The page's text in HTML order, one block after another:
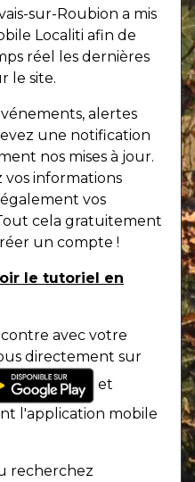
sur-Roubion a mis
Localiti afin de
réel les dernières
le site.
alertes
une notification
nos mises à jour.
informations
vos
cela gratuitement
un compte !
le tutoriel en
avec votre
directement sur
et
l'application mobile
recherchez